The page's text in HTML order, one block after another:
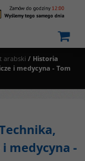
arabski / Historia
i medycyna - Tom
medycyna -